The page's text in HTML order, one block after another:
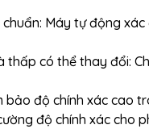
Máy tự động
thấp có thể thay đổi:
bảo độ chính xác cao
độ chính xác cho